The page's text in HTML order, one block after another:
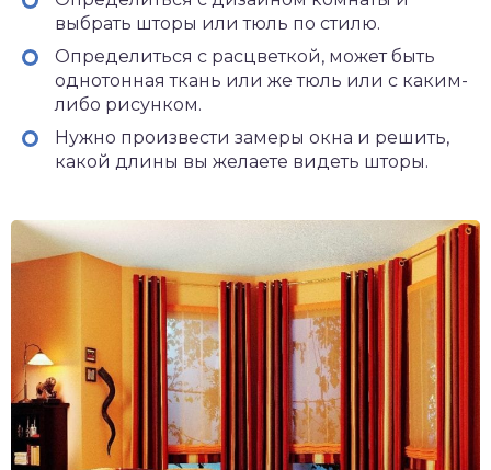
выбрать шторы или тюль по стилю.
Определиться с расцветкой, может быть
однотонная ткань или же тюль или с каким-
либо рисунком.
Нужно произвести замеры окна и решить,
какой длины вы желаете видеть шторы.